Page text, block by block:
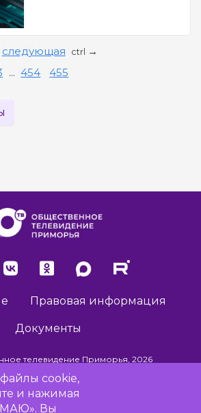
следующая ctrl →
... 454 455
Правовая информация
Документы
телевидение Приморья, 2026
сайта -
cookie,
и нажимая
Вы